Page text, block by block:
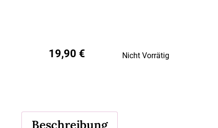
19,90 € Nicht Vorrätig
Beschreibung